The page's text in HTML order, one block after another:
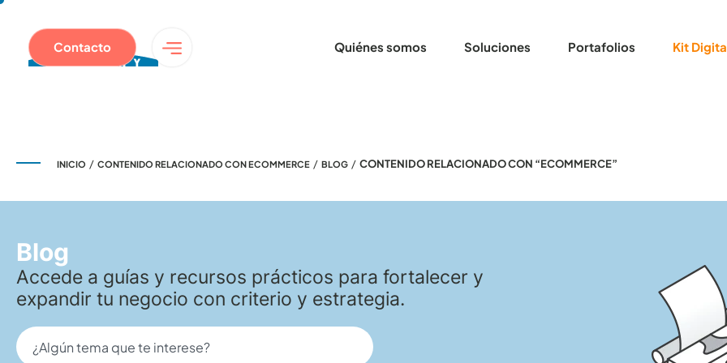
Quiénes somos Soluciones Portafolios Kit
Contacto
INICIO / CONTENIDO RELACIONADO CON ECOMMERCE / BLOG / CONTENIDO RELACIONADO CON “ECOMMERCE”
Blog
Accede a guías y recursos prácticos para fortalecer y
expandir tu negocio con criterio y estrategia.